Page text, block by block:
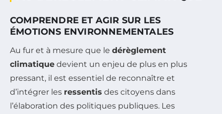
COMPRENDRE ET AGIR SUR LES
ÉMOTIONS ENVIRONNEMENTALES
Au fur et à mesure que le dérèglement
climatique devient un enjeu de plus en plus
pressant, il est essentiel de reconnaître et
d’intégrer les ressentis des citoyens dans
l’élaboration des politiques publiques. Les